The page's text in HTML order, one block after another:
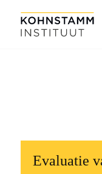
Evaluatie